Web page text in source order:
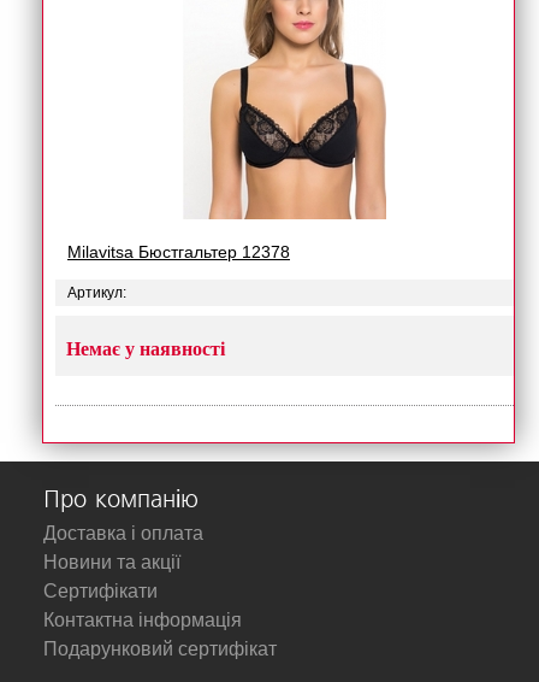
Milavitsa Бюстгальтер 12378
Артикул:
Немає у наявності
Про компанію
Доставка і оплата
Новини та акції
Сертифікати
Контактна інформація
Подарунковий сертифікат